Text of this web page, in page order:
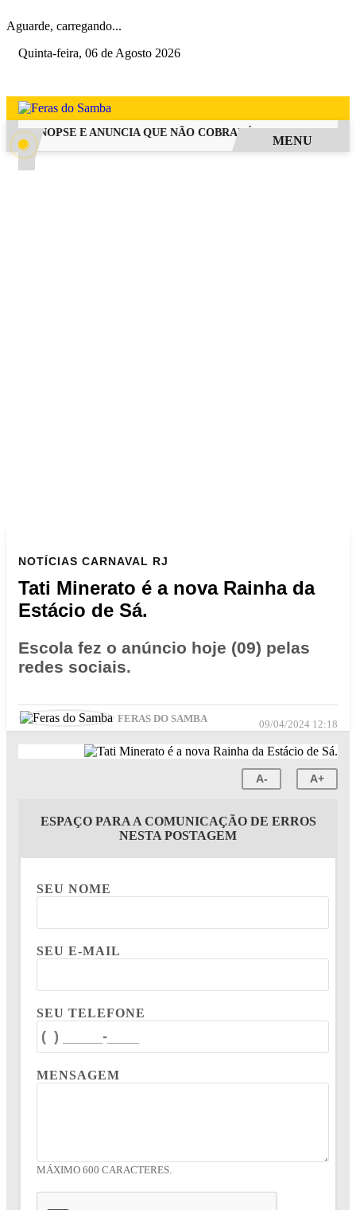
Aguarde, carregando...
Quinta-feira, 06 de Agosto 2026
SINOPSE E ANUNCIA QUE NÃO COBRARÁ TAXA DE
MENU
NOTÍCIAS CARNAVAL RJ
Tati Minerato é a nova Rainha da
Estácio de Sá.
Escola fez o anúncio hoje (09) pelas
redes sociais.
FERAS DO SAMBA 09/04/2024 12:18
A- A+
ESPAÇO PARA A COMUNICAÇÃO DE ERROS
NESTA POSTAGEM
SEU NOME
SEU E-MAIL
SEU TELEFONE
MENSAGEM
MÁXIMO 600 CARACTERES.